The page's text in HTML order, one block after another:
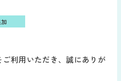
利用いただき、誠にありが